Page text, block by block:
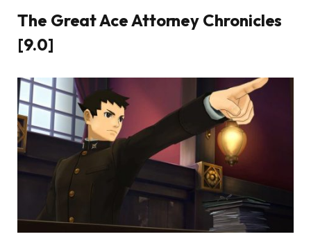
The Great Ace Attorney Chronicles
[9.0]